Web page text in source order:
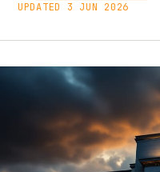
UPDATED 3 JUN 2026